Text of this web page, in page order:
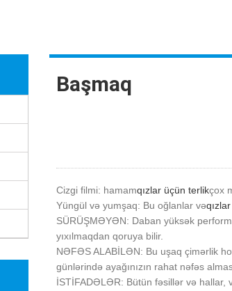
Başmaq
Cizgi filmi: hamamqızlar üçün terlikçox
Yüngül və yumşaq: Bu oğlanlar və
SÜRÜŞMƏYƏN: Daban yüksək
yıxılmaqdan qoruya bilir.
NƏFƏS ALABİLƏN: Bu uşaq çimərlik
günlərində ayağınızın rahat nəfəs
İSTİFADƏLƏR: Bütün fəsillər və hallar,